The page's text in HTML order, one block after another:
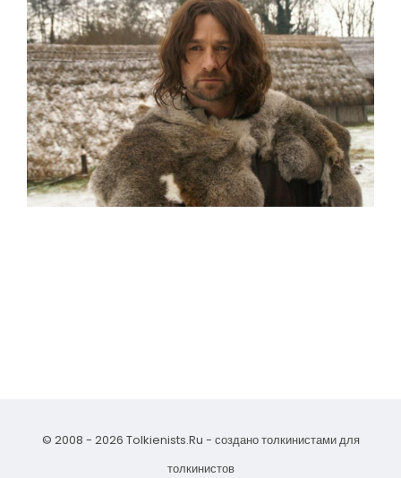
© 2008 - 2026 Tolkienists.Ru - создано толкинистами для
толкинистов